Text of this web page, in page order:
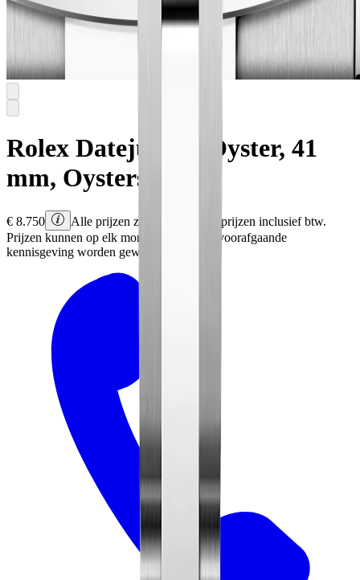
Rolex Datejust 41
Oyster, 41
mm, Oystersteel
€ 8.750
Alle prijzen zijn Rolex adviesprijzen inclusief btw.
Prijzen kunnen op elk moment en zonder voorafgaande
kennisgeving worden gewijzigd.